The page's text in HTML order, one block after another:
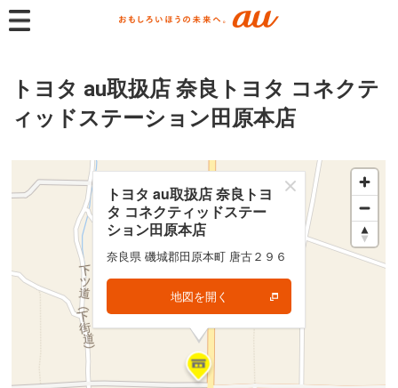
トヨタ au取扱店 奈良トヨタ コネクテ
ィッドステーション田原本店
トヨタ au取扱店 奈良トヨ
タ コネクティッドステー
ション田原本店
奈良県 磯城郡田原本町 唐古２９６
地図を開く
トヨタ au取扱店 奈良トヨ
タ コネクティッドステー
ション田原本店
奈良県 磯城郡田原本町 唐古２９６
地図を開く